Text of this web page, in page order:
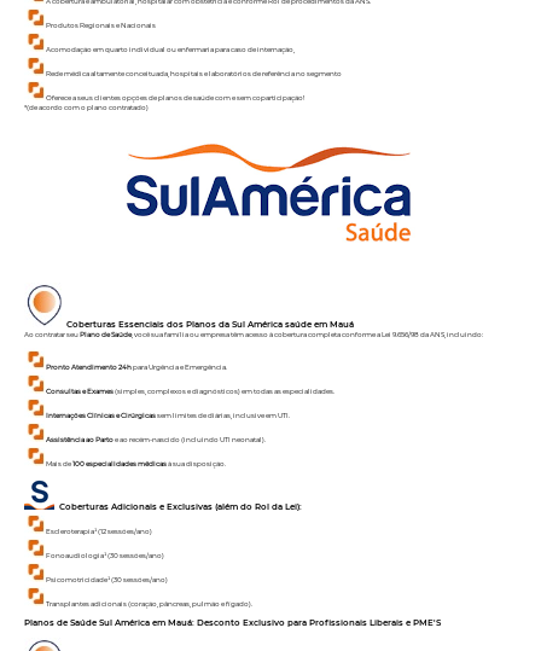
A cobertura é ambulatorial, hospitalar com obstetrícia e conforme Rol de procedimentos da ANS.
Produtos Regionais e Nacionais
Acomodação em quarto individual ou enfermaria para caso de internação,
Rede médica altamente conceituada, hospitais e laboratórios de referência no segmento
Oferece a seus clientes opções de planos de saúde com e sem coparticipação!
*(de acordo com o plano contratado)
Coberturas Essenciais dos Planos da Sul América saúde em Mauá
Ao contratar seu Plano de Saúde, você sua família ou empresa têm acesso à cobertura completa conforme a Lei 9.656/98 da ANS, incluindo:
Pronto Atendimento 24hpara Urgência e Emergência.
Consultas e Exames(simples, complexos e diagnósticos) em todas as especialidades.
Internações Clínicas e Cirúrgicassem limites de diárias, inclusive em UTI.
Assistência ao Partoe ao recém-nascido (incluindo UTI neonatal).
Mais de100 especialidades médicasà sua disposição.
Coberturas Adicionais e Exclusivas (além do Rol da Lei):
Escleroterapia¹ (12 sessões/ano)
Fonoaudiologia¹ (30 sessões/ano)
Psicomotricidade¹ (30 sessões/ano)
Transplantes adicionais (coração, pâncreas, pulmão e fígado).
Planos de Saúde Sul América em Mauá: Desconto Exclusivo para Profissionais Liberais e PME'S